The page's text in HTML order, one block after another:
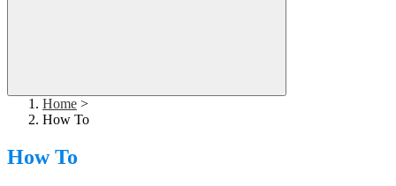
Home >
How To
How To